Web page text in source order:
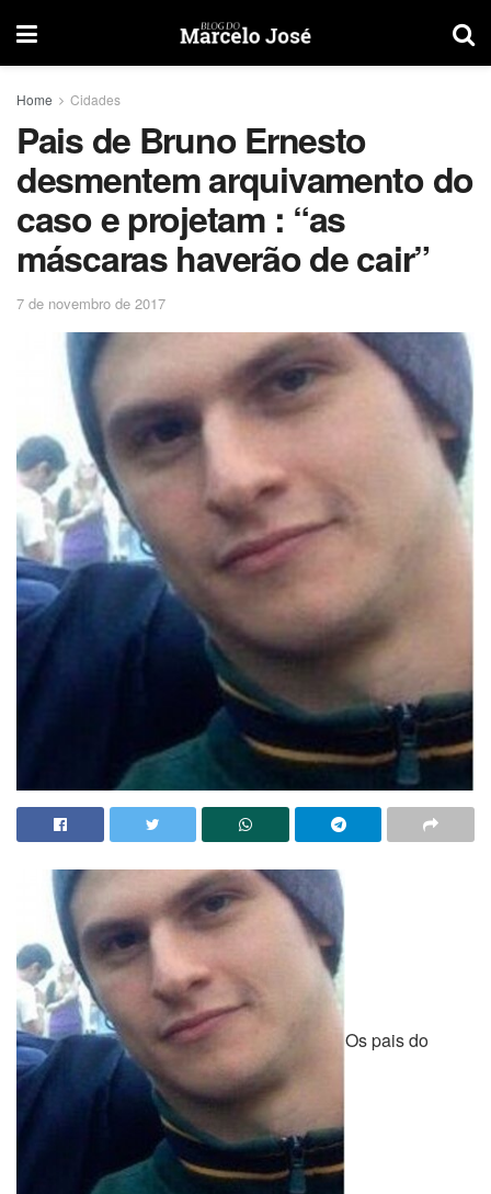
Home Cidades
Pais de Bruno Ernesto
desmentem arquivamento do
caso e projetam : “as
máscaras haverão de cair”
7 de novembro de 2017
Os pais do